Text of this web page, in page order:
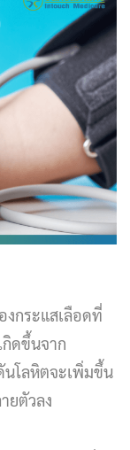
กระแสเลือดที่
ดขึ้นจาก
นโลหิตจะเพิ่มขึ้น
ยตัวลง